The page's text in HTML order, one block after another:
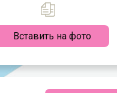
Вставить на фото